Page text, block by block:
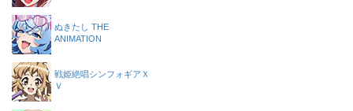
ぬきたし THE
ANIMATION
戦姫絶唱シンフォギアＸ
Ｖ